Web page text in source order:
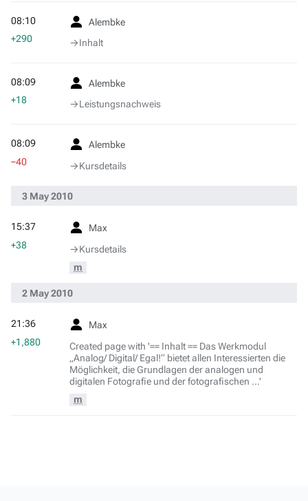
Alembke
→‎Inhalt
08:10
+290
Alembke
→‎Leistungsnachweis
08:09
+18
Alembke
→‎Kursdetails
08:09
−40
3 May 2010
Max
→‎Kursdetails
m
15:37
+38
2 May 2010
Max
Created page with '== Inhalt == Das Werkmodul
„Analog/ Digital/ Egal!“ bietet allen Interessierten die
Möglichkeit, die Grundlagen der analogen und
digitalen Fotografie und der fotografischen …'
m
21:36
+1,880